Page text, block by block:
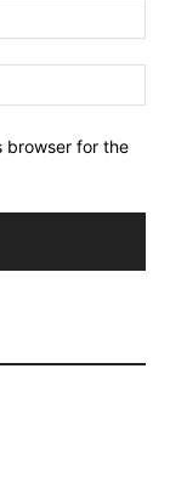
browser for the